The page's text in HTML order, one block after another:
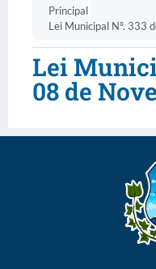
Principal
Lei Municipal Nº. 333
Lei
08 de